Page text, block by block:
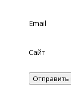
Email
Сайт